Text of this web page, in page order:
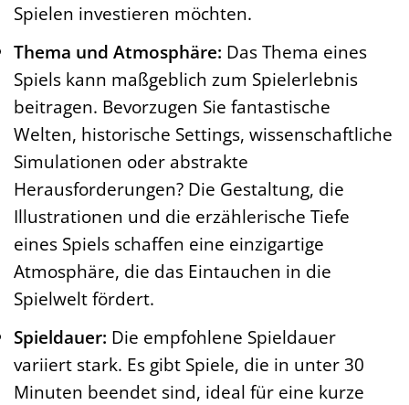
Spielen investieren möchten.
Thema und Atmosphäre: Das Thema eines
Spiels kann maßgeblich zum Spielerlebnis
beitragen. Bevorzugen Sie fantastische
Welten, historische Settings, wissenschaftliche
Simulationen oder abstrakte
Herausforderungen? Die Gestaltung, die
Illustrationen und die erzählerische Tiefe
eines Spiels schaffen eine einzigartige
Atmosphäre, die das Eintauchen in die
Spielwelt fördert.
Spieldauer: Die empfohlene Spieldauer
variiert stark. Es gibt Spiele, die in unter 30
Minuten beendet sind, ideal für eine kurze